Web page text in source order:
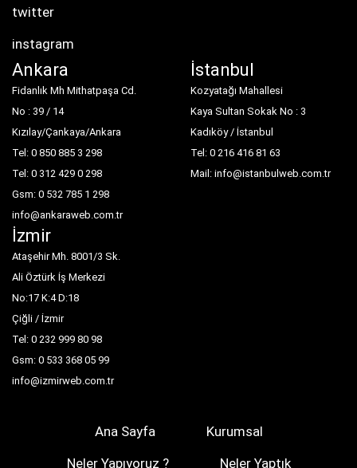
twitter
instagram
Ankara
Fidanlık Mh Mithatpaşa Cd.
No : 39 / 14
Kızılay/Çankaya/Ankara
Tel: 0 850 885 3 298
Tel: 0 312 429 0 298
Gsm: 0 532 785 1 298
info@ankaraweb.com.tr
İstanbul
Kozyatağı Mahallesi
Kaya Sultan Sokak No : 3
Kadıköy / İstanbul
Tel: 0 216 416 81 63
Mail: info@istanbulweb.com.tr
İzmir
Ataşehir Mh. 8001/3 Sk.
Ali Öztürk İş Merkezi
No:17 K:4 D:18
Çiğli / İzmir
Tel: 0 232 999 80 98
Gsm: 0 533 368 05 99
info@izmirweb.com.tr
Ana Sayfa
Kurumsal
Neler Yapıyoruz ?
Neler Yaptık